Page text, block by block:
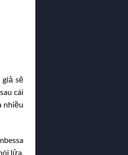
sẽ
cái
nhiều
lửa,